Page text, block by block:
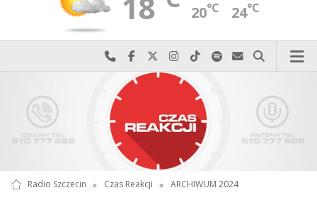
20°C 24°C
Najlepiej po prostu do nas zadzwoń
Odwiedź nas na Facebook-u
Odwiedź nas na X
Odwiedź nas na Instagram-ie
Odwiedź nas na TikTok-u
Szukaj nas na Spotify
Wyślij do nas
Szukaj
Radio Szczecin » Czas Reakcji » ARCHIWUM 2024